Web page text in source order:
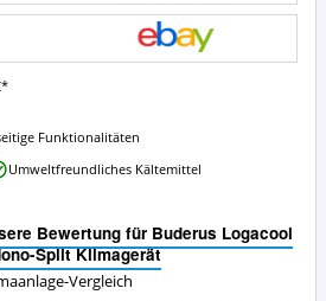
Bewertung für Buderus Logacool
Split Klimagerät
Vergleich
Funktionalitäten
Umweltfreundliches Kältemittel